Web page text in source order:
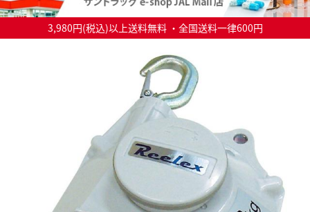
3,980円(税込)以上送料無料 ・全国送料一律600円